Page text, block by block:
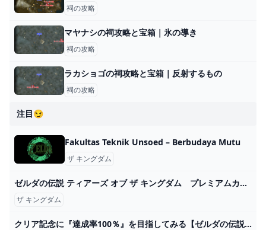
祠の攻略
マヤナシの祠攻略と宝箱｜氷の導き
祠の攻略
ラカショゴの祠攻略と宝箱｜反射するもの
祠の攻略
注目😏
Fakultas Teknik Unsoed – Berbudaya Mutu
ザ キングダム
ゼルダの伝説 ティアーズ オブ ザ キングダム プレミアムカフェボウル｜セガプラザ
ザ キングダム
クリア記念に『達成率100％』を目指してみる【ゼルダの伝説 ティアーズ オブ ザ キングダム】 - YouTube